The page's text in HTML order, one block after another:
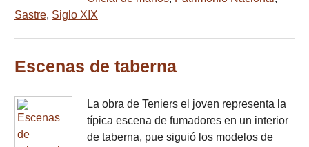
Sastre, Siglo XIX
Escenas de taberna
La obra de Teniers el joven representa la
típica escena de fumadores en un interior
de taberna, pue siguió los modelos de